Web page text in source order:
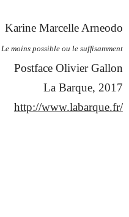
Karine Marcelle Arneodo
Le moins possible ou le sufﬁsamment
Postface Olivier Gallon
La Barque, 2017
http://www.labarque.fr/